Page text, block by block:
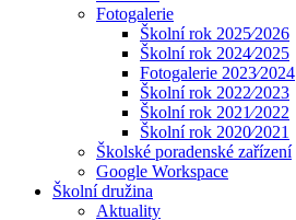
Fotogalerie
Školní rok 2025⁄2026
Školní rok 2024⁄2025
Fotogalerie 2023⁄2024
Školní rok 2022⁄2023
Školní rok 2021⁄2022
Školní rok 2020⁄2021
Školské poradenské zařízení
Google Workspace
Školní družina
Aktuality